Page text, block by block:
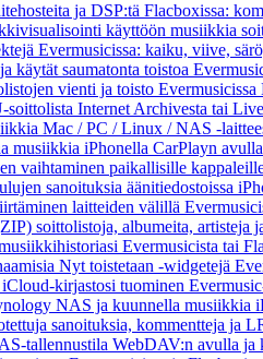
ja DSP:tä Flacboxissa:
käyttöön musiikkia
Evermusicissa: kaiku, viive,
käytät saumatonta toistoa
vienti ja toisto Evermusicissa
Internet Archivesta tai
Mac / PC / Linux / NAS -
musiikkia iPhonella CarPlayn avulla
vaihtaminen paikallisille
sanoituksia äänitiedostoissa
laitteiden välillä
soittolistoja, albumeita, artisteja
Evermusicista tai
Nyt toistetaan -widgetejä
kirjastosi tuominen
NAS ja kuunnella musiikkia
sanoituksia, kommentteja ja
tallennustila WebDAV:n avulla